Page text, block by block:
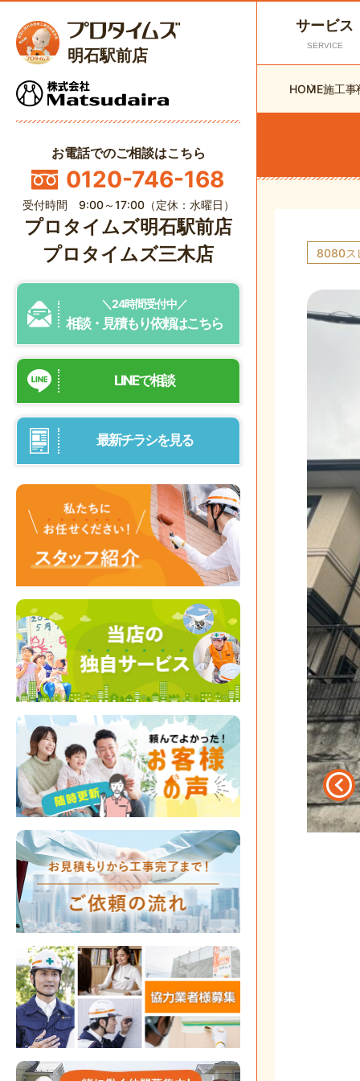
明石駅前店
お電話でのご相談はこちら
0120-746-168
受付時間 9:00～17:00（定休：水曜日）
プロタイムズ明石駅前店
プロタイムズ三木店
＼24時間受付中／
相談・見積もり依頼はこちら
LINEで相談
最新チラシを見る
サービス
SERVICE
HOME施工事
8080ス